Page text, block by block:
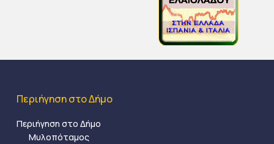
Περιήγηση στο Δήμο
Περιήγηση στο Δήμο
Μυλοπόταμος